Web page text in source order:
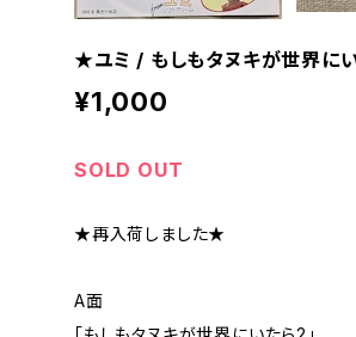
★ユミ / もしもタヌキが世界に
¥1,000
SOLD OUT
★再入荷しました★
A面